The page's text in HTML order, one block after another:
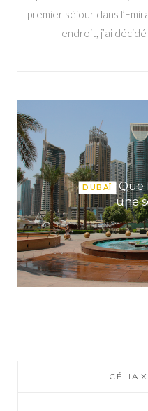
premier séjour dans
endroit, j’ai
DUBAÏ
Que
une
CÉLIA